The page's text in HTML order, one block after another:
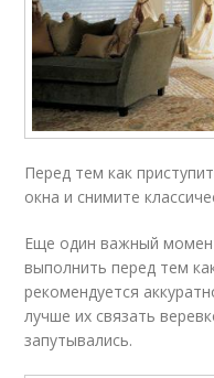
Перед тем как
окна и снимите
Еще один важный
выполнить перед тем
рекомендуется
лучше их связать
запутывались.